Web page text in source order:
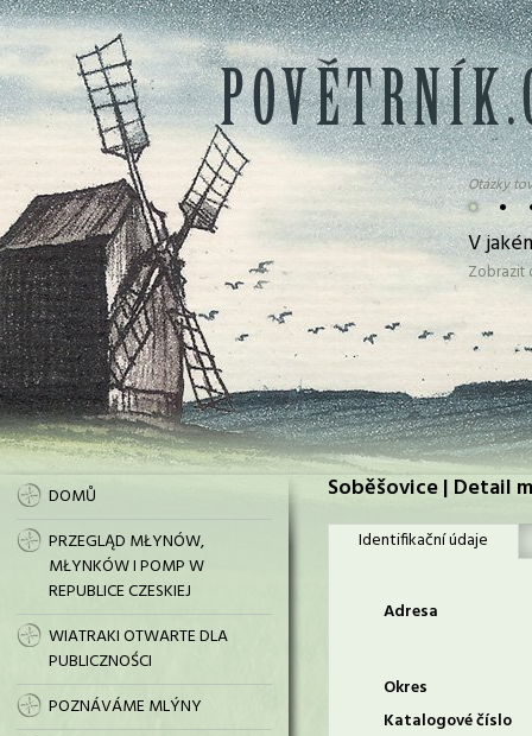
• •
Otázky
V
DOMŮ
PRZEGLĄD MŁYNÓW,
MŁYNKÓW I POMP W
REPUBLICE CZESKIEJ
WIATRAKI OTWARTE DLA
PUBLICZNOŚCI
POZNÁVÁME MLÝNY
Soběšovice | Detail
Identifikační údaje
Adresa
Okres
Katalogové číslo